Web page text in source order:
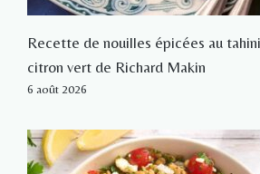
Recette de nouilles épicées au
citron vert de Richard Makin
6 août 2026